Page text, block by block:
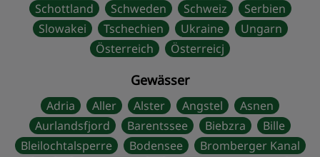
Schottland
Schweden Schweiz
Serbien
Slowakei
Tschechien Ukraine
Ungarn
Österreich
Österreicj
Gewässer
Adria Aller Alster Angstel
Asnen
Aurlandsfjord
Barentssee Biebzra
Bille
Bleilochtalsperre
Bodensee
Bromberger Kanal